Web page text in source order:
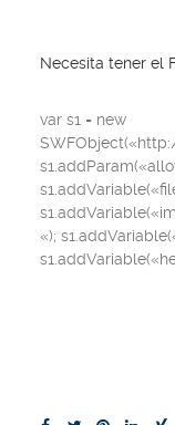
Necesita tener el
var s1 = new
«);